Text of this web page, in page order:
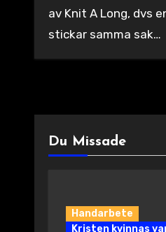
av Knit A Long, dvs
stickar samma sak…
Du Missade
Handarbete
Kristen kvinnas